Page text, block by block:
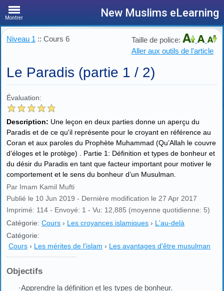
Montrer New Muslims eLearning
Niveau 1 :: Cours 6
Taille de police:
Aller aux outils de l'article
Le Paradis (partie 1 / 2)
Évaluation:
Description: Une leçon en deux parties donne un aperçu du
Paradis et de ce qu'il représente pour le croyant en référence au
Coran et aux paroles du Prophète Muhammad (Qu’Allah le couvre
d’éloges et le protège) . Partie 1: Définition et types de bonheur et
du désir du Paradis en tant que facteur important pour motiver le
comportement et le sens du bonheur d’un Musulman.
Par Imam Kamil Mufti
Publié le 10 Jun 2019 - Dernière modification le 27 Apr 2017
Imprimé: 114 - Envoyé: 1 - Vu: 12,885 (moyenne quotidienne: 5)
Catégorie: Cours › Les croyances islamiques › L'au-delà
Catégorie:
Cours › Les mérites de l'islam › Les avantages d'être musulman
Objectifs
·Apprendre la définition et les types de bonheur.